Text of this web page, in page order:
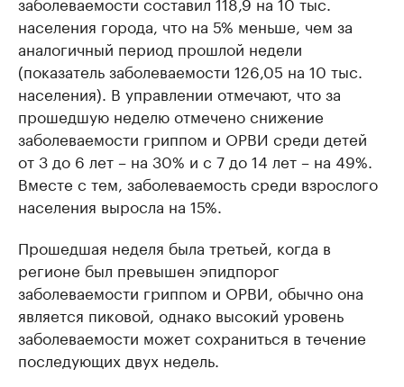
населения города, что на 5% меньше, чем за
аналогичный период прошлой недели
(показатель заболеваемости 126,05 на 10 тыс.
населения). В управлении отмечают, что за
прошедшую неделю отмечено снижение
заболеваемости гриппом и ОРВИ среди детей
от 3 до 6 лет – на 30% и с 7 до 14 лет – на 49%.
Вместе с тем, заболеваемость среди взрослого
населения выросла на 15%.
Прошедшая неделя была третьей, когда в
регионе был превышен эпидпорог
заболеваемости гриппом и ОРВИ, обычно она
является пиковой, однако высокий уровень
заболеваемости может сохраниться в течение
последующих двух недель.